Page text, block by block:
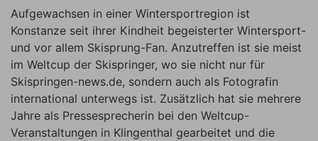
Aufgewachsen in einer Wintersportregion ist
Konstanze seit ihrer Kindheit begeisterter Wintersport-
und vor allem Skisprung-Fan. Anzutreffen ist sie meist
im Weltcup der Skispringer, wo sie nicht nur für
Skispringen-news.de, sondern auch als Fotografin
international unterwegs ist. Zusätzlich hat sie mehrere
Jahre als Pressesprecherin bei den Weltcup-
Veranstaltungen in Klingenthal gearbeitet und die